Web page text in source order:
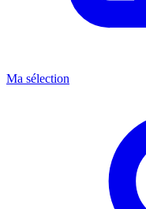
Ma sélection